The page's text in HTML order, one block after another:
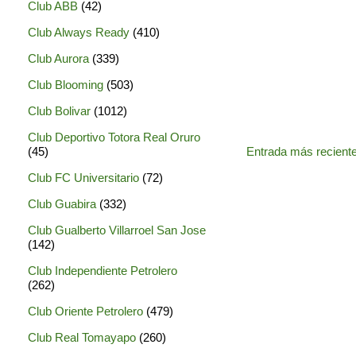
Entrada más
Club ABB (42)
Club Always Ready (410)
Club Aurora (339)
Club Blooming (503)
Club Bolivar (1012)
Club Deportivo Totora Real Oruro
(45)
Club FC Universitario (72)
Club Guabira (332)
Club Gualberto Villarroel San Jose
(142)
Club Independiente Petrolero
(262)
Club Oriente Petrolero (479)
Club Real Tomayapo (260)